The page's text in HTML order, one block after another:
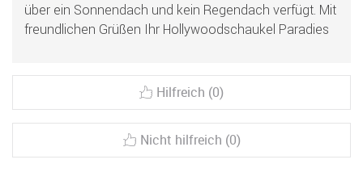
über ein Sonnendach und kein Regendach verfügt. Mit
freundlichen Grüßen Ihr Hollywoodschaukel Paradies
Hilfreich (0)
Nicht hilfreich (0)